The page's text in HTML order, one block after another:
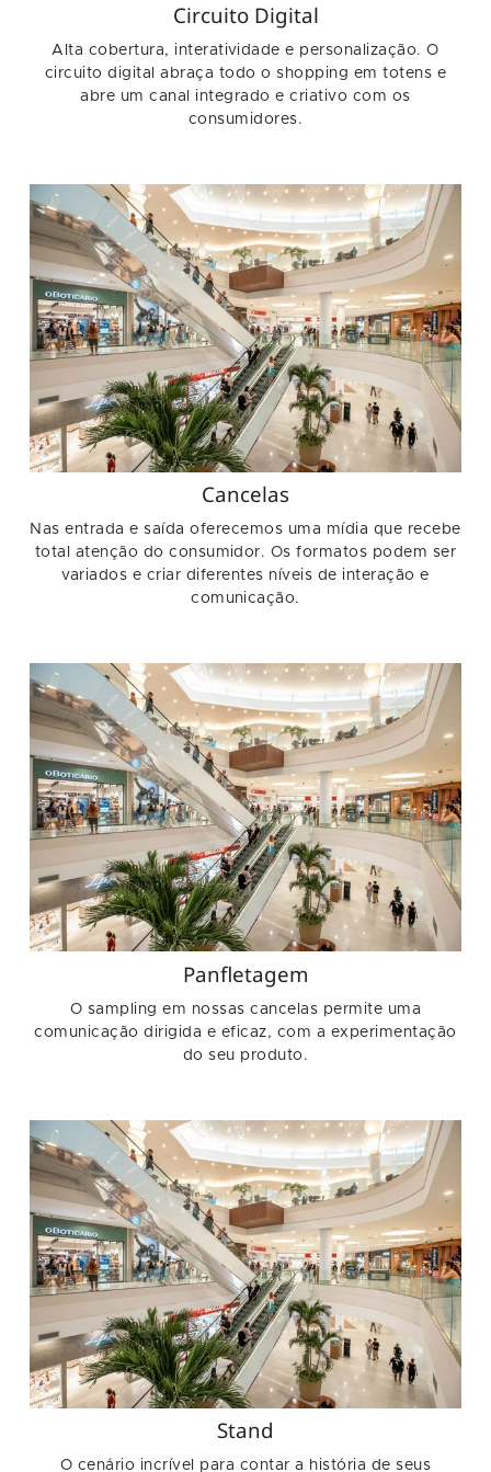
Circuito Digital
Alta cobertura, interatividade e personalização. O
circuito digital abraça todo o shopping em totens e
abre um canal integrado e criativo com os
consumidores.
Cancelas
Nas entrada e saída oferecemos uma mídia que recebe
total atenção do consumidor. Os formatos podem ser
variados e criar diferentes níveis de interação e
comunicação.
Panfletagem
O sampling em nossas cancelas permite uma
comunicação dirigida e eficaz, com a experimentação
do seu produto.
Stand
O cenário incrível para contar a história de seus